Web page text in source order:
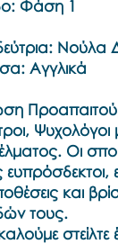
Φάση 1
Νούλα
Αγγλικά
Οι
και
τους.